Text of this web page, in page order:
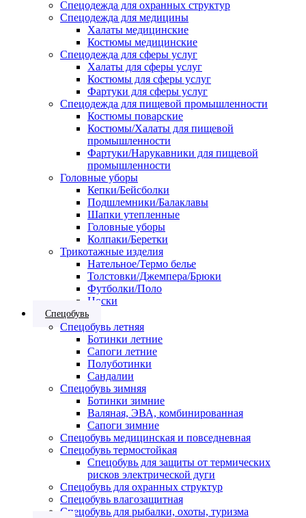
Спецодежда для охранных структур
Спецодежда для медицины
Халаты медицинские
Костюмы медицинские
Спецодежда для сферы услуг
Халаты для сферы услуг
Костюмы для сферы услуг
Фартуки для сферы услуг
Спецодежда для пищевой промышленности
Костюмы поварские
Костюмы/Халаты для пищевой
промышленности
Фартуки/Нарукавники для пищевой
промышленности
Головные уборы
Кепки/Бейсболки
Подшлемники/Балаклавы
Шапки утепленные
Головные уборы
Колпаки/Беретки
Трикотажные изделия
Нательное/Термо белье
Толстовки/Джемпера/Брюки
Футболки/Поло
Носки
Спецобувь
Спецобувь летняя
Ботинки летние
Сапоги летние
Полуботинки
Сандалии
Спецобувь зимняя
Ботинки зимние
Валяная, ЭВА, комбинированная
Сапоги зимние
Спецобувь медицинская и повседневная
Спецобувь термостойкая
Спецобувь для защиты от термических
рисков электрической дуги
Спецобувь для охранных структур
Спецобувь влагозащитная
Спецобувь для рыбалки, охоты, туризма